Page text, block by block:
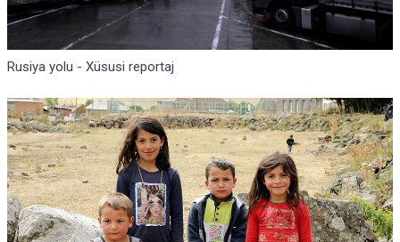
Rusiya yolu - Xüsusi reportaj